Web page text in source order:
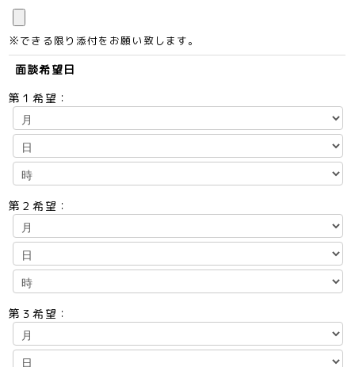
※できる限り添付をお願い致します。
面談希望日
第１希望：
第２希望：
第３希望：